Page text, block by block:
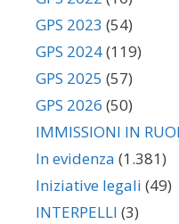
GPS 2023 (54)
GPS 2024(119)
GPS 2025 (57)
GPS 2026 (50)
IMMISSIONI IN
In evidenza (1.381)
Iniziative legali (49)
INTERPELLI (3)